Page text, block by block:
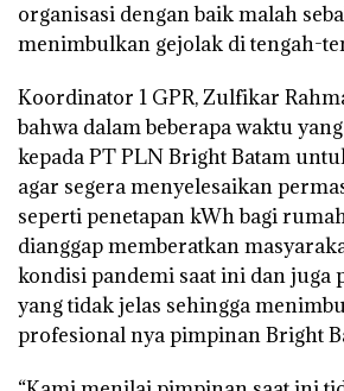
organisasi dengan baik malah
menimbulkan gejolak di tengah-
Koordinator 1 GPR, Zulfikar
bahwa dalam beberapa waktu
kepada PT PLN Bright Batam
agar segera menyelesaikan
seperti penetapan kWh bagi
dianggap memberatkan
kondisi pandemi saat ini dan juga
yang tidak jelas sehingga
profesional nya pimpinan Bright